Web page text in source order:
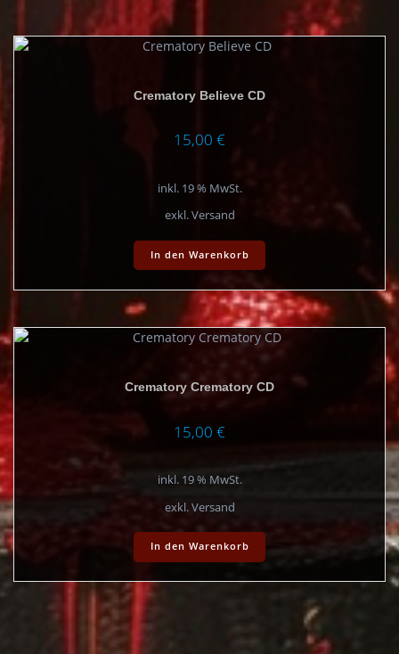
Crematory Believe CD
15,00 €
inkl. 19 % MwSt.
exkl. Versand
In den Warenkorb
Crematory Crematory CD
15,00 €
inkl. 19 % MwSt.
exkl. Versand
In den Warenkorb